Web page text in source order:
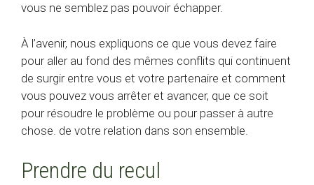
vous ne semblez pas pouvoir échapper.
À l’avenir, nous expliquons ce que vous devez faire
pour aller au fond des mêmes conflits qui continuent
de surgir entre vous et votre partenaire et comment
vous pouvez vous arrêter et avancer, que ce soit
pour résoudre le problème ou pour passer à autre
chose. de votre relation dans son ensemble.
Prendre du recul